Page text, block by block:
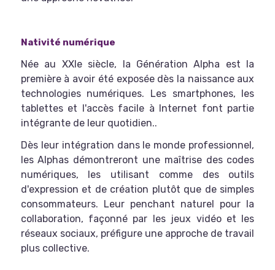
Nativité numérique
Née au XXIe siècle, la Génération Alpha est la
première à avoir été exposée dès la naissance aux
technologies numériques. Les smartphones, les
tablettes et l'accès facile à Internet font partie
intégrante de leur quotidien..
Dès leur intégration dans le monde professionnel,
les Alphas démontreront une maîtrise des codes
numériques, les utilisant comme des outils
d'expression et de création plutôt que de simples
consommateurs. Leur penchant naturel pour la
collaboration, façonné par les jeux vidéo et les
réseaux sociaux, préfigure une approche de travail
plus collective.